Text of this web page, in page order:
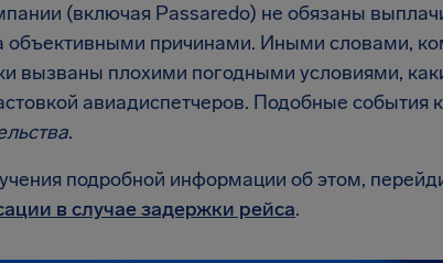
(включая Passaredo) не обязаны
объективными причинами. Иными словами,
вызваны плохими погодными условиями,
авиадиспетчеров. Подобные события
.
подробной информации об этом,
в случае задержки рейса.